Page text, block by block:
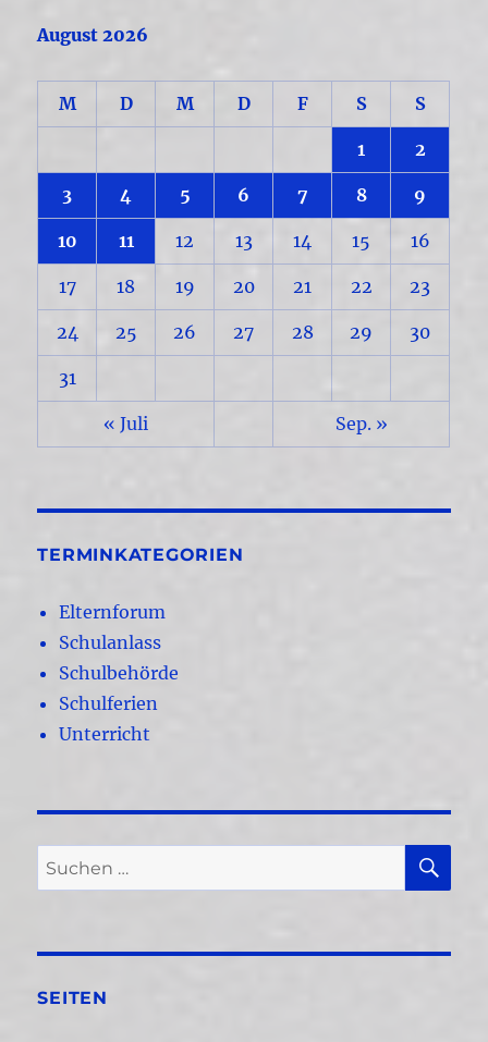
August 2026
M D M D F S S
1 2
3 4 5 6 7 8 9
10 11 12 13 14 15 16
17 18 19 20 21 22 23
24 25 26 27 28 29 30
31
« Juli Sep. »
TERMINKATEGORIEN
Elternforum
Schulanlass
Schulbehörde
Schulferien
Unterricht
Suchen
nach:
SEITEN